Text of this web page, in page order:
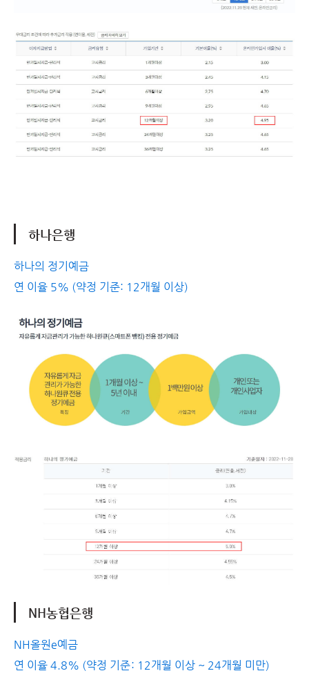
하나은행
하나의 정기예금
연 이율 5% (약정 기준: 12개월 이상)
NH농협은행
NH올원e예금
연 이율 4.8% (약정 기준: 12개월 이상 ~ 24개월 미만)